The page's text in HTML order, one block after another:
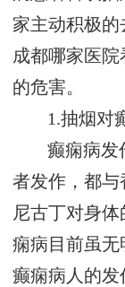
家主动积极的
成都哪家医院
的危害。
1.抽烟对
癫痫病发
者发作，都与
尼古丁对身
痫病目前虽
癫痫病人的